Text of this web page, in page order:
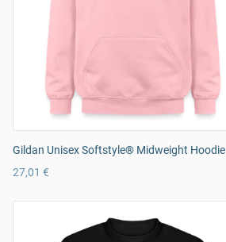
Gildan Unisex Softstyle® Midweight Hoodie
27,01 €